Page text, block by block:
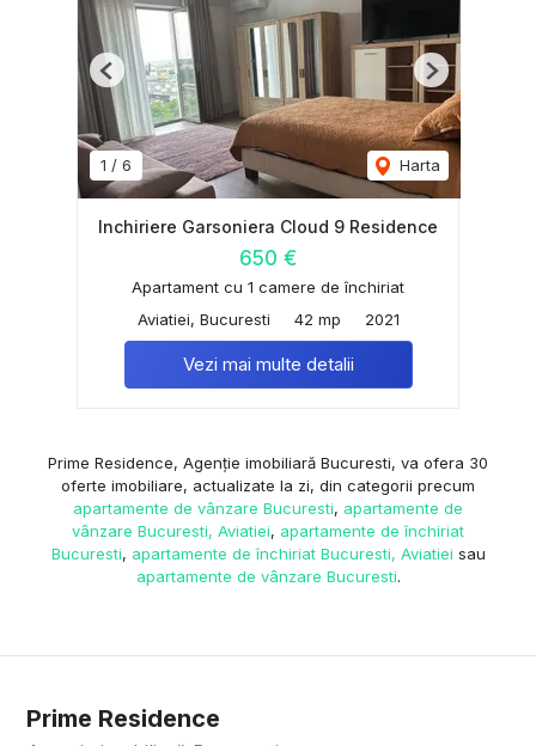
1 / 6 Harta
Previous Next
Inchiriere Garsoniera Cloud 9 Residence
650 €
Apartament cu 1 camere de închiriat
Aviatiei, Bucuresti
42 mp 2021
Vezi mai multe detalii
Prime Residence, Agenție imobiliară Bucuresti, va ofera 30
oferte imobiliare, actualizate la zi, din categorii precum
apartamente de vânzare Bucuresti, apartamente de
vânzare Bucuresti, Aviatiei, apartamente de închiriat
Bucuresti, apartamente de închiriat Bucuresti, Aviatiei sau
apartamente de vânzare Bucuresti.
Prime Residence